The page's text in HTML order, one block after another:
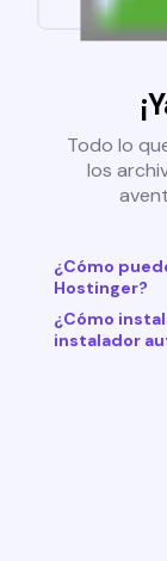
Todo lo
los
¿Cómo
Hostinger?
¿Cómo
instalador